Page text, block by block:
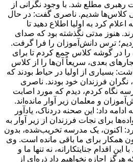
رهبری مطلع شد. با وجود نگرانی از
کلاس‌ها شدیم. ناصری گفت: در حال
کرد به اولیا اطلاع دهید تا
هنوز مدتی نگذشته بود که صدای
ترس دانش‌آموزان را فرا گرفت.
در گوشه کلاس جمع کردم تا برای
بعدی، سریعاً آن‌ها را از کلاس
بسیاری از اولیا در حیاط بودند که
فرزندان خود بودند. ناصری
نگاه کردم، دیدم که مورد اصابت
و معلمان زیر آوار مانده‌اند.
داد: این صحنه دردناک، یادآور
برای نجات فرزندان از زیر آوار به
اکنون، یک مدرسه تخریب‌شده، بدون
همکار برای ما باقی مانده است. وی
اقدام جنایتکارانه، نه تنها ما و
اجازه نخواهیم داد ذره‌ای از